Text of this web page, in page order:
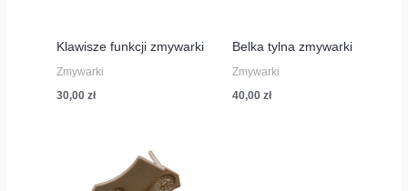
Klawisze funkcji zmywarki
Zmywarki
30,00zł
Belka tylna zmywarki
Zmywarki
40,00 zł